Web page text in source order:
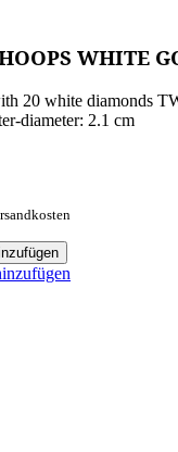
WHITE
20 white diamonds
diameter: 2.1 cm